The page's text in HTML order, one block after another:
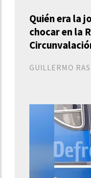
Quién era la
chocar en la
GUILLERMO